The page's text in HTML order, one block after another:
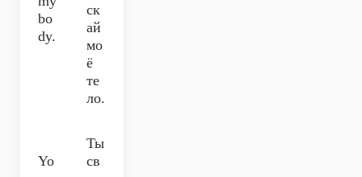
bo
dy.
ск
ай
мо
ё
те
ло.
Yo
Ты
св